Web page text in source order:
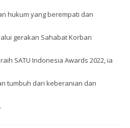
hukum yang berempati dan
gerakan Sahabat Korban
SATU Indonesia Awards 2022, ia
tumbuh dari keberanian dan